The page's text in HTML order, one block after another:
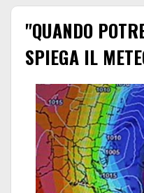
"QUANDO
SPIEGA IL